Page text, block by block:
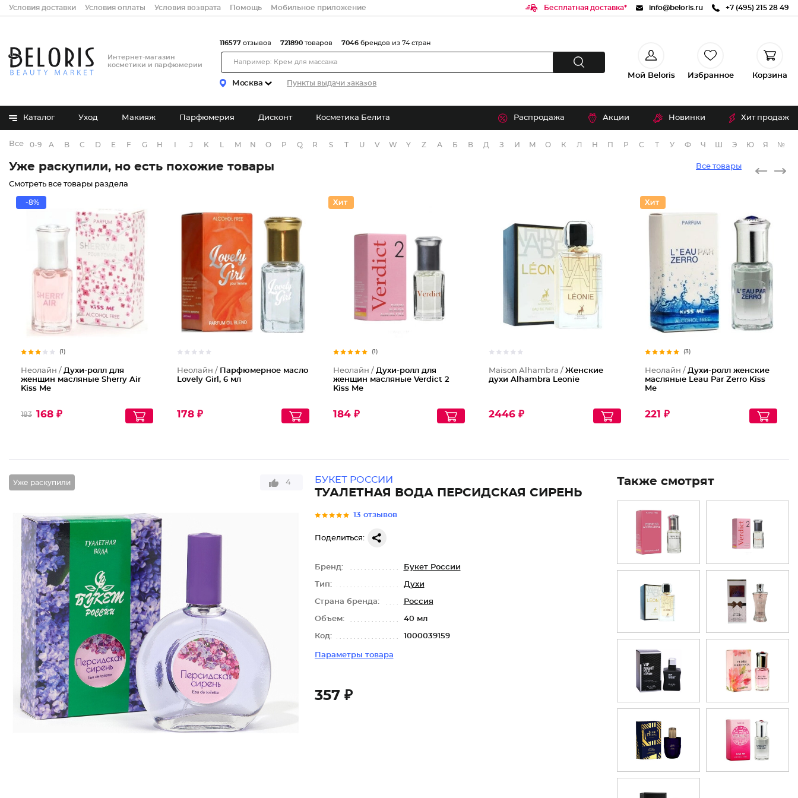
Условия доставки Условия оплаты Условия возврата Помощь Мобильное приложение Бесплатная доставка* info@beloris.ru +7 (495) 215 28 49
Интернет-магазин
косметики и парфюмерии
Москва Пункты выдачи заказов
116577 отзывов 721890 товаров 7046 брендов из 74 стран
Мой Beloris Избранное Корзина
Каталог Уход Макияж Парфюмерия Дисконт Косметика Белита Распродажа Акции Новинки Хит продаж
Все бренды
0-9 A B C D E F G H J K M N O P Q R S T U V W Y Z А Б В Д З И М О К Л Н П Р С Т У Ф Ч Э Ю Я №
Уже раскупили, но есть похожие товары Все товары
Смотреть все товары раздела
-8%
(1)
Неолайн / Духи-ролл для
женщин масляные Sherry Air
Kiss Me
183 168 ₽
Неолайн / Парфюмерное масло
Lovely Girl, 6 мл
178 ₽
(1)
Неолайн / Духи-ролл для
женщин масляные Verdict 2
Kiss Me
184 ₽
Maison Alhambra /Женские
духи Alhambra Leonie
2446 ₽
(3)
Неолайн /Духи-ролл женские
масляные Leau Par Zerro Kiss
Me
221 ₽
Уже раскупили 4 БУКЕТ РОССИИ
ТУАЛЕТНАЯ ВОДА ПЕРСИДСКАЯ СИРЕНЬ
13 отзывов
Поделиться:
Бренд: Букет России
Тип: Духи
Страна бренда: Россия
Объем: 40 мл
Код: 1000039159
Параметры товара
357 ₽
Также смотрят